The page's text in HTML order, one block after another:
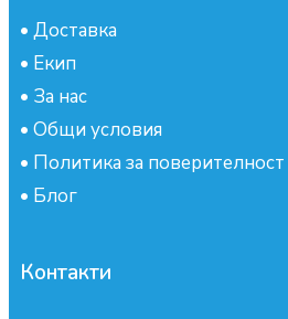
• Доставка
• Екип
• За нас
• Общи условия
• Политика за поверителност
• Блог
Контакти